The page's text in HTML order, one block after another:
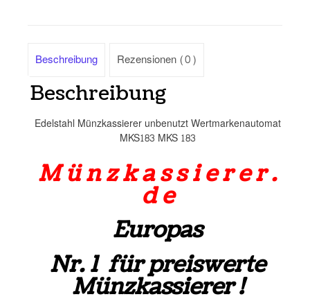
Beschreibung Rezensionen (0)
Beschreibung
Edelstahl Münzkassierer unbenutzt Wertmarkenautomat
MKS183 MKS 183
M ü n z k a s s i e r e r .
d e
Europas
Nr. 1 für preiswerte
Münzkassierer !